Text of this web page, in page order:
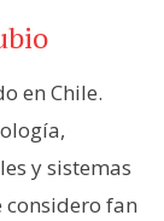
en Chile.
y sistemas
considero fan